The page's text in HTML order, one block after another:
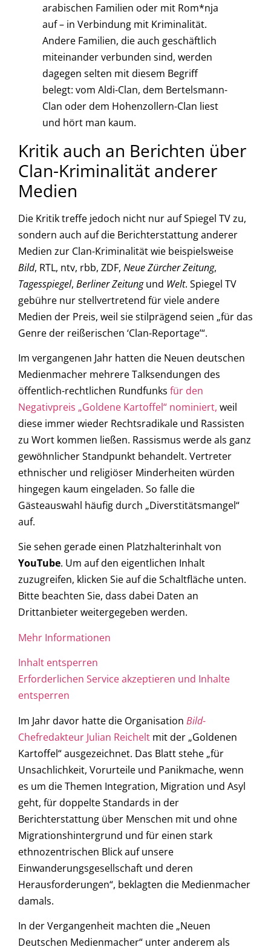
arabischen Familien oder mit Rom*nja
auf – in Verbindung mit Kriminalität.
Andere Familien, die auch geschäftlich
miteinander verbunden sind, werden
dagegen selten mit diesem Begriff
belegt: vom Aldi-Clan, dem Bertelsmann-
Clan oder dem Hohenzollern-Clan liest
und hört man kaum.
Kritik auch an Berichten über
Clan-Kriminalität anderer
Medien
Die Kritik treffe jedoch nicht nur auf Spiegel TV zu,
sondern auch auf die Berichterstattung anderer
Medien zur Clan-Kriminalität wie beispielsweise
Bild, RTL, ntv, rbb, ZDF, Neue Zürcher Zeitung,
Tagesspiegel, Berliner Zeitungund Welt. Spiegel TV
gebühre nur stellvertretend für viele andere
Medien der Preis, weil sie stilprägend seien „für das
Genre der reißerischen ‘Clan-Reportage’“.
Im vergangenen Jahr hatten die Neuen deutschen
Medienmacher mehrere Talksendungen des
öffentlich-rechtlichen Rundfunks für den
Negativpreis „Goldene Kartoffel“ nominiert, weil
diese immer wieder Rechtsradikale und Rassisten
zu Wort kommen ließen. Rassismus werde als ganz
gewöhnlicher Standpunkt behandelt. Vertreter
ethnischer und religiöser Minderheiten würden
hingegen kaum eingeladen. So falle die
Gästeauswahl häufig durch „Diverstitätsmangel“
auf.
Sie sehen gerade einen Platzhalterinhalt von
YouTube. Um auf den eigentlichen Inhalt
zuzugreifen, klicken Sie auf die Schaltfläche unten.
Bitte beachten Sie, dass dabei Daten an
Drittanbieter weitergegeben werden.
Mehr Informationen
Inhalt entsperren
Erforderlichen Service akzeptieren und Inhalte
entsperren
Im Jahr davor hatte die Organisation Bild-
Chefredakteur Julian Reichelt mit der „Goldenen
Kartoffel“ ausgezeichnet. Das Blatt stehe „für
Unsachlichkeit, Vorurteile und Panikmache, wenn
es um die Themen Integration, Migration und Asyl
geht, für doppelte Standards in der
Berichterstattung über Menschen mit und ohne
Migrationshintergrund und für einen stark
ethnozentrischen Blick auf unsere
Einwanderungsgesellschaft und deren
Herausforderungen“, beklagten die Medienmacher
damals.
In der Vergangenheit machten die „Neuen
Deutschen Medienmacher“ unter anderem als